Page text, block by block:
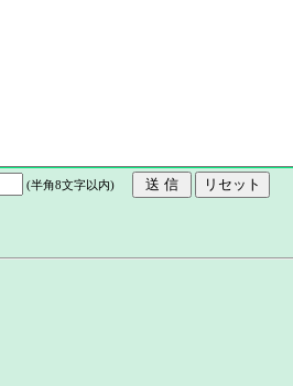
(半角8文字以内)